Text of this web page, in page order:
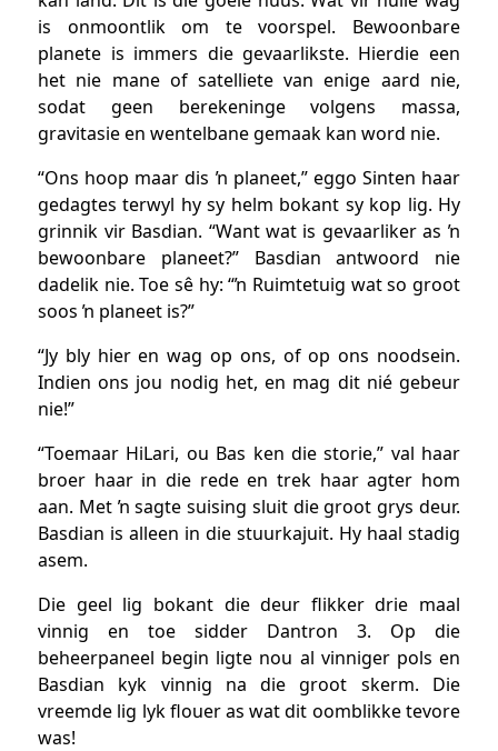
is onmoontlik om te voorspel. Bewoonbare
planete is immers die gevaarlikste. Hierdie een
het nie mane of satelliete van enige aard nie,
sodat geen berekeninge volgens massa,
gravitasie en wentelbane gemaak kan word nie.
“Ons hoop maar dis ŉ planeet,” eggo Sinten haar
gedagtes terwyl hy sy helm bokant sy kop lig. Hy
grinnik vir Basdian. “Want wat is gevaarliker as ŉ
bewoonbare planeet?” Basdian antwoord nie
dadelik nie. Toe sê hy: “ŉ Ruimtetuig wat so groot
soos ŉ planeet is?”
“Jy bly hier en wag op ons, of op ons noodsein.
Indien ons jou nodig het, en mag dit nié gebeur
nie!”
“Toemaar HiLari, ou Bas ken die storie,” val haar
broer haar in die rede en trek haar agter hom
aan. Met ŉ sagte suising sluit die groot grys deur.
Basdian is alleen in die stuurkajuit. Hy haal stadig
asem.
Die geel lig bokant die deur flikker drie maal
vinnig en toe sidder Dantron 3. Op die
beheerpaneel begin ligte nou al vinniger pols en
Basdian kyk vinnig na die groot skerm. Die
vreemde lig lyk flouer as wat dit oomblikke tevore
was!